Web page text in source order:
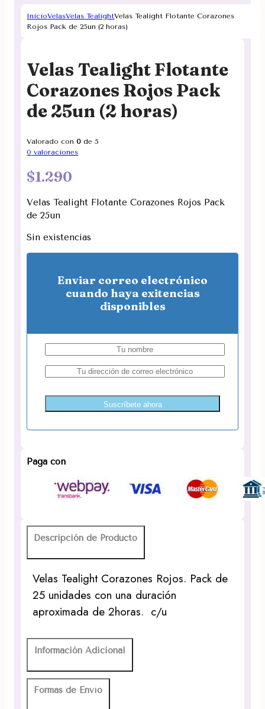
InicioVelasVelas TealightVelas Tealight Flotante Corazones
Rojos Pack de 25un (2 horas)
Velas Tealight Flotante
Corazones Rojos Pack
de 25un (2 horas)
Valorado con0 de 5
0 valoraciones
$1.290
Velas Tealight Flotante Corazones Rojos Pack
de 25un
Sin existencias
Enviar correo electrónico
cuando haya exitencias
disponibles
Suscríbete ahora
Paga con
Descripción de Producto
Velas Tealight Corazones Rojos. Pack de
25 unidades con una duración
aproximada de 2horas. c/u
Información Adicional
Formas de Envío